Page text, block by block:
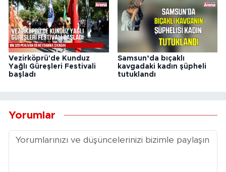
Vezirköprü'de Kunduz
Yağlı Güreşleri Festivali
başladı
Samsun’da bıçaklı
kavgadaki kadın şüpheli
tutuklandı
Yorumlar